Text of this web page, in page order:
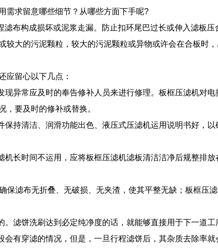
需求留意哪些细节？从哪些方面下手呢?
构成损坏或泥浆走漏。防止扣环尾巴过长或伸入滤板压
大的污泥颗粒，较大的污泥颗粒或异物或许会在合板时
留心以下几点：
常应及时的奉告修补人员来进行修理。板框压滤机对电
要及时的修补或替换。
清洁、润滑功能出色、液压式压滤机运用说明书好，以
时间不运用，应将板框压滤机滤板清洁洁净后规整排放
布无折叠、无破损、无夹渣，使其平整无缺；板框压滤
饼洗刷达到必定纯净度的话，就能够直接用于下一道工
穿滤的情况，但是，一旦行程滤饼后，其杂质去除率就